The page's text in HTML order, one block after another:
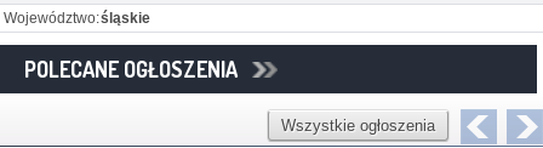
Województwo:śląskie
POLECANE OGŁOSZENIA
Wszystkie ogłoszenia